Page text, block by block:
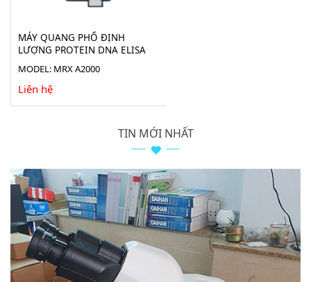
MÁY QUANG PHỔ ĐỊNH
LƯỢNG PROTEIN DNA ELISA
MODEL: MRX A2000
Liên hệ
TIN MỚI NHẤT